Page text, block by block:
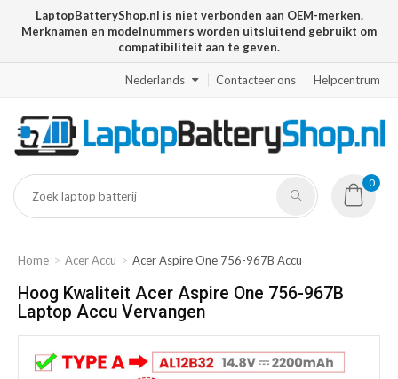
LaptopBatteryShop.nl is niet verbonden aan OEM-merken.
Merknamen en modelnummers worden uitsluitend gebruikt om
compatibiliteit aan te geven.
Nederlands Contacteer ons Helpcentrum
0
Home Acer Accu Acer Aspire One 756-967B Accu
Hoog Kwaliteit Acer Aspire One 756-967B
Laptop Accu Vervangen